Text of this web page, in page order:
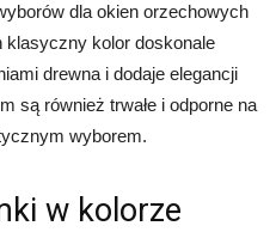
dla okien orzechowych
klasyczny kolor doskonale
drewna i dodaje elegancji
są również trwałe i odporne na
wyborem.
w kolorze